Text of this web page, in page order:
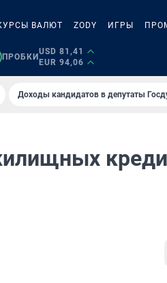
ВАЛЮТ ZODY ИГРЫ
ПРОБКИ
USD 81,41
EUR 94,06
Доходы кандидатов в депутаты